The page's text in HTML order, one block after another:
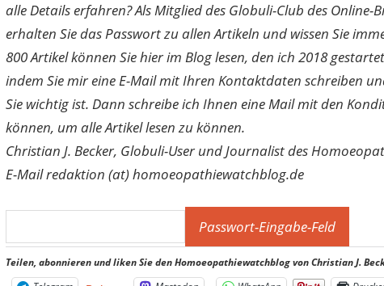
alle Details erfahren? Als Mitglied des Globuli-Club des
erhalten Sie das Passwort zu allen Artikeln und wissen Sie
800 Artikel können Sie hier im Blog lesen, den ich 2018
indem Sie mir eine E-Mail mit Ihren Kontaktdaten schreiben
Sie wichtig ist. Dann schreibe ich Ihnen eine Mail mit den
können, um alle Artikel lesen zu können.
Christian J. Becker, Globuli-User und Journalist des
E-Mail redaktion (at) homoeopathiewatchblog.de
Teilen, abonnieren und liken Sie den Homoeopathiewatchblog von Christian J.